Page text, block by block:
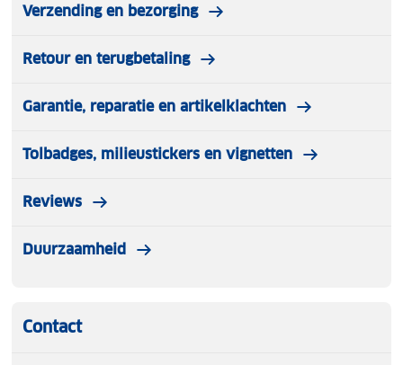
Verzending en bezorging
Retour en terugbetaling
Garantie, reparatie en artikelklachten
Tolbadges, milieustickers en vignetten
Reviews
Duurzaamheid
Contact